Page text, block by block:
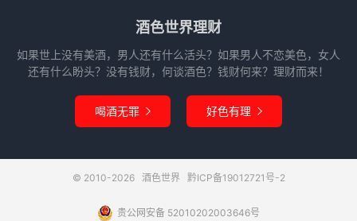
酒色世界理财
如果世上没有美酒，男人还有什么活头？如果男人不恋美色，女人
还有什么盼头？没有钱财，何谈酒色？钱财何来？理财而来！
喝酒无罪  好色有理 
© 2010-2026 酒色世界 黔ICP备19012721号-2
贵公网安备 52010202003646号